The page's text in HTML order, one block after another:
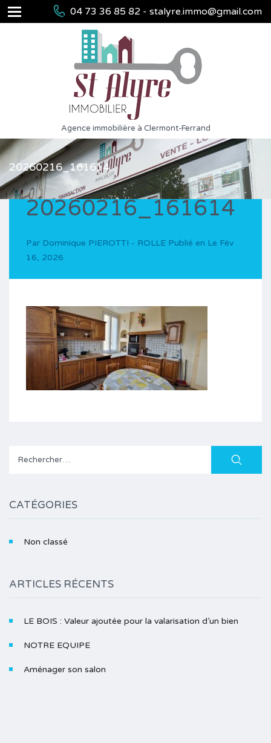
04 73 36 85 82 - stalyre.immo@gmail.com
Agence immobilière à Clermont-Ferrand
20260216_161614
20260216_161614
Par Dominique PIEROTTI - ROLLE Publié en Le Fév
16, 2026
Rechercher :
CATÉGORIES
Non classé
ARTICLES RÉCENTS
LE BOIS : Valeur ajoutée pour la valarisation d’un bien
NOTRE EQUIPE
Aménager son salon